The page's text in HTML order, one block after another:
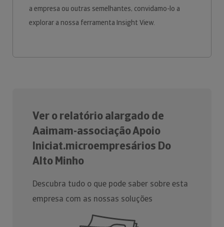
a empresa ou outras semelhantes, convidamo-lo a
explorar a nossa ferramenta Insight View.
Ver o relatório alargado de
Aaimam-associação Apoio
Iniciat.microempresários Do
Alto Minho
Descubra tudo o que pode saber sobre esta
empresa com as nossas soluções